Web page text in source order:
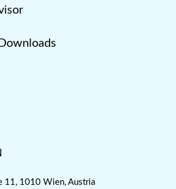
11, 1010 Wien, Austria